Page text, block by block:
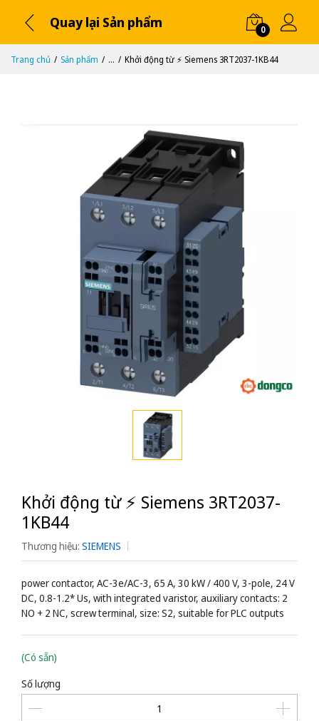
Quay lại Sản phẩm 0
Trang chủ Sản phẩm ... Khởi động từ ⚡️ Siemens 3RT2037-1KB44
Khởi động từ ⚡️ Siemens 3RT2037-
1KB44
Thương hiệu: SIEMENS
power contactor, AC-3e/AC-3, 65 A, 30 kW / 400 V, 3-pole, 24 V
DC, 0.8-1.2* Us, with integrated varistor, auxiliary contacts: 2
NO + 2 NC, screw terminal, size: S2, suitable for PLC outputs
(Có sẵn)
Số lượng